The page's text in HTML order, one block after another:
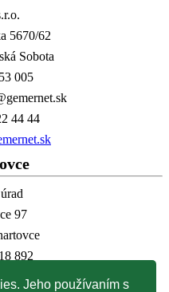
Jeho používaním s
5670/62
Sobota
005
44 44
97
892